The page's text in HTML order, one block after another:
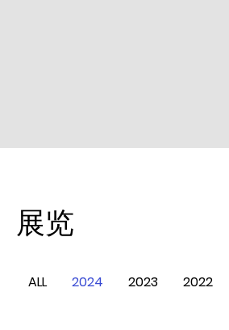
​展览
ALL 2024 2023 2022